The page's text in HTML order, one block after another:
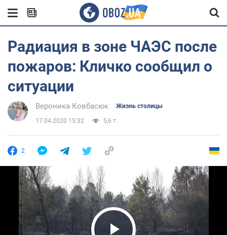
Радиация в зоне ЧАЭС после
пожаров: Кличко сообщил о
ситуации
Вероника Ковбасюк Жизнь столицы
17.04.2020 15:32 5,6 т.
2